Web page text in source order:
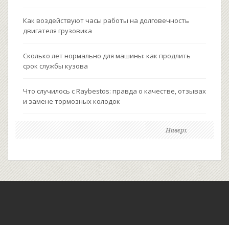
Как воздействуют часы работы на долговечность
двигателя грузовика
Сколько лет нормально для машины: как продлить
срок службы кузова
Что случилось с Raybestos: правда о качестве, отзывах
и замене тормозных колодок
Наверх